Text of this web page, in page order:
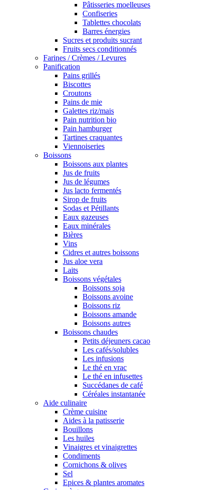
Pâtisseries moelleuses
Confiseries
Tablettes chocolats
Barres énergies
Sucres et produits sucrant
Fruits secs conditionnés
Farines / Crèmes / Levures
Panification
Pains grillés
Biscottes
Croutons
Pains de mie
Galettes riz/mais
Pain nutrition bio
Pain hamburger
Tartines craquantes
Viennoiseries
Boissons
Boissons aux plantes
Jus de fruits
Jus de légumes
Jus lacto fermentés
Sirop de fruits
Sodas et Pétillants
Eaux gazeuses
Eaux minérales
Bières
Vins
Cidres et autres boissons
Jus aloe vera
Laits
Boissons végétales
Boissons soja
Boissons avoine
Boissons riz
Boissons amande
Boissons autres
Boissons chaudes
Petits déjeuners cacao
Les cafés/solubles
Les infusions
Le thé en vrac
Le thé en infusettes
Succédanes de café
Céréales instantanée
Aide culinaire
Crème cuisine
Aides à la patisserie
Bouillons
Les huiles
Vinaigres et vinaigrettes
Condiments
Cornichons & olives
Sel
Epices & plantes aromates